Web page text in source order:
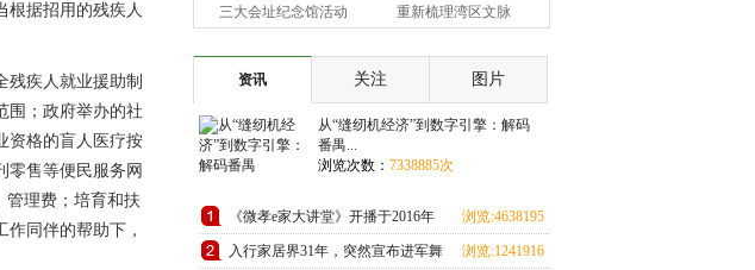
根据招用的残疾人
疾人就业援助制
围；政府举办的社
资格的盲人医疗按
零售等便民服务网
管理费；培育和扶
同伴的帮助下，
三大会址纪念馆活动
单”参与
重新梳理湾区文脉
记忆
资讯 关注 图片
从“缝纫机经济”到数字引擎：解码
番禺...
浏览次数： 7338885次
《微孝e家大讲堂》开播于2016年
浏览:4638195
次
入行家居界31年，突然宣布进军舞
浏览:1241916